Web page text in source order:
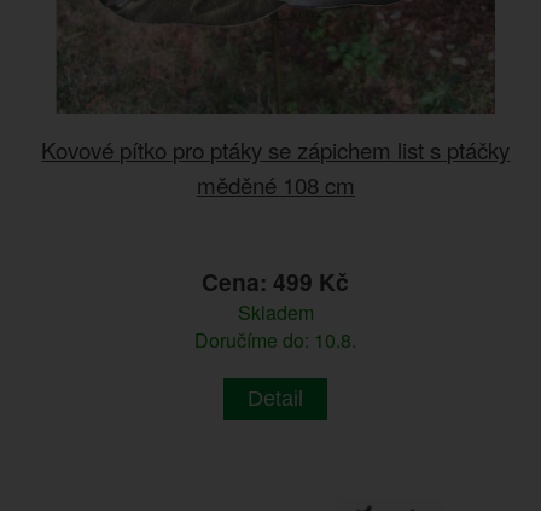
Kovové pítko pro ptáky se zápichem list s ptáčky
měděné 108 cm
Cena: 499 Kč
Skladem
Doručíme do: 10.8.
Detail